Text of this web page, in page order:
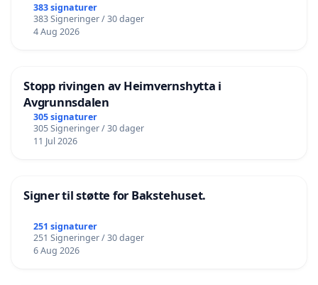
383 signaturer
383 Signeringer / 30 dager
4 Aug 2026
Stopp rivingen av Heimvernshytta i
Avgrunnsdalen
305 signaturer
305 Signeringer / 30 dager
11 Jul 2026
Signer til støtte for Bakstehuset.
251 signaturer
251 Signeringer / 30 dager
6 Aug 2026